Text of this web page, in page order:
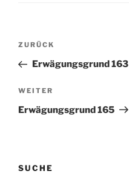
Beitragsnavigation
Vorheriger
Beitrag
ZURÜCK
Erwägungsgrund 163
Nächster
Beitrag
WEITER
Erwägungsgrund 165
SUCHE